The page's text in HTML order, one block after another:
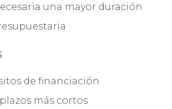
una mayor duración
de financiación
más cortos